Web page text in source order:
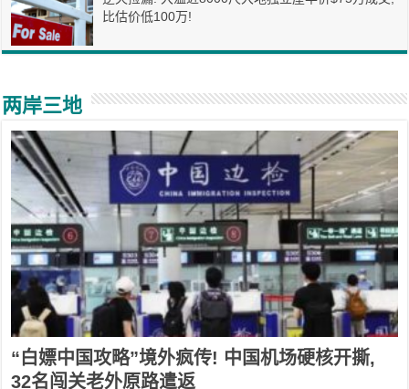
比估价低100万!
两岸三地
“白嫖中国攻略”境外疯传! 中国机场硬核开撕,
32名闯关老外原路遣返